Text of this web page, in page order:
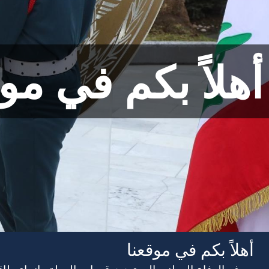
أهلاً بكم في
أهلاً بكم في موقعنا